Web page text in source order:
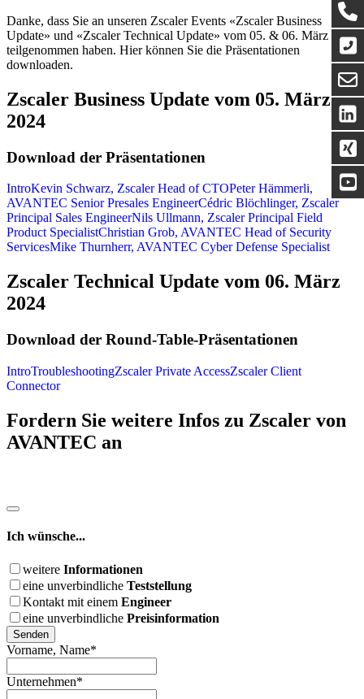
Danke, dass Sie an unseren Zscaler Events «Zscaler Business
Update» und «Zscaler Technical Update» vom 05. & 06. März 2024
teilgenommen haben. Hier können Sie die Präsentationen
downloaden.
Zscaler Business Update vom 05. März
2024
Download der Präsentationen
IntroKevin Schwarz, Zscaler Head of CTOPeter Hämmerli,
AVANTEC Senior Presales EngineerCédric Blöchlinger, Zscaler
Principal Sales EngineerNils Ullmann, Zscaler Principal Field
Product SpecialistChristian Grob, AVANTEC Head of Security
ServicesMike Thurnherr, AVANTEC Cyber Defense Specialist
Zscaler Technical Update vom 06. März
2024
Download der Round-Table-Präsentationen
IntroTroubleshootingZscaler Private AccessZscaler Client
Connector
Fordern Sie weitere Infos zu Zscaler von
AVANTEC an
Email*
Ich wünsche...
weitere Informationen
eine unverbindliche Teststellung
Kontakt mit einem Engineer
eine unverbindliche Preisinformation
Senden
Vorname, Name*
Unternehmen*